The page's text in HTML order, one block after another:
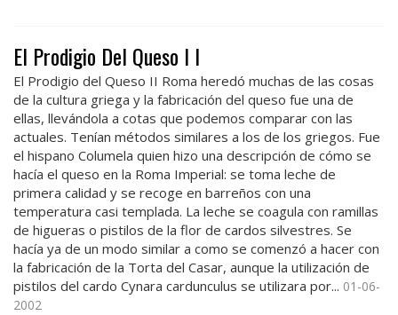
El Prodigio Del Queso I I
El Prodigio del Queso II Roma heredó muchas de las cosas
de la cultura griega y la fabricación del queso fue una de
ellas, llevándola a cotas que podemos comparar con las
actuales. Tenían métodos similares a los de los griegos. Fue
el hispano Columela quien hizo una descripción de cómo se
hacía el queso en la Roma Imperial: se toma leche de
primera calidad y se recoge en barreños con una
temperatura casi templada. La leche se coagula con ramillas
de higueras o pistilos de la flor de cardos silvestres. Se
hacía ya de un modo similar a como se comenzó a hacer con
la fabricación de la Torta del Casar, aunque la utilización de
pistilos del cardo Cynara cardunculus se utilizara por... 01-06-
2002